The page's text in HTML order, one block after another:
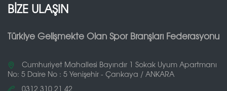
BİZE ULAŞIN
Türkiye Gelişmekte Olan Spor Branşları Federasyonu
Cumhuriyet Mahallesi Bayındır 1 Sokak Uyum Apartmanı
No: 5 Daire No : 5 Yenişehir - Çankaya / ANKARA
0312 310 21 42